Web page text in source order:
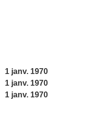
1 janv. 1970
1 janv. 1970
1 janv. 1970